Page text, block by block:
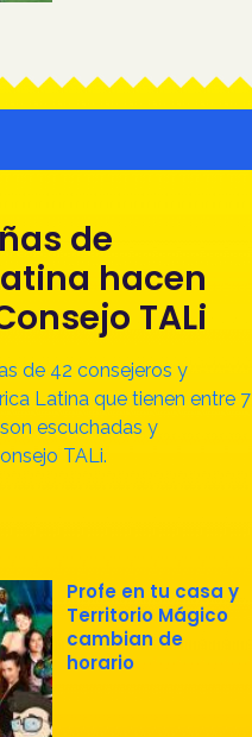
de
hacen
TALi
de 42 consejeros y
Latina que tienen entre 7
escuchadas y
TALi.
Profe en tu casa y
Territorio Mágico
cambian de
horario